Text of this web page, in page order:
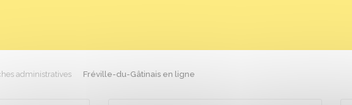
administratives Fréville-du-Gâtinais en ligne